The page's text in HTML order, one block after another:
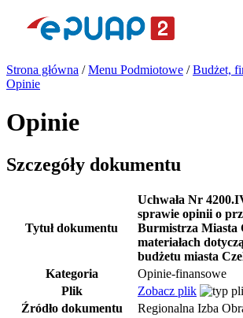
Strona główna /Menu Podmiotowe /Budżet,
Opinie
Opinie
Szczegóły dokumentu
Tytuł dokumentu
Uchwała Nr
sprawie opinii o
Burmistrza Miasta
materiałach
budżetu miasta
Kategoria
Opinie-finansowe
Plik
Zobacz plik
Źródło dokumentu
Regionalna Izba